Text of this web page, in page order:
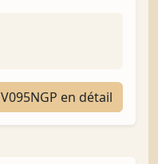
V095NGP en détail